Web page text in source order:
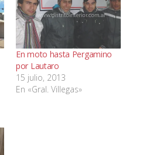
En moto hasta Pergamino
por Lautaro
15 julio, 2013
En «Gral. Villegas»